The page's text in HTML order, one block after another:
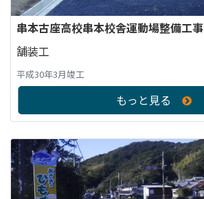
串本古座高校串本校舎運動場整備工事
舗装工
平成30年3月竣工
もっと見る